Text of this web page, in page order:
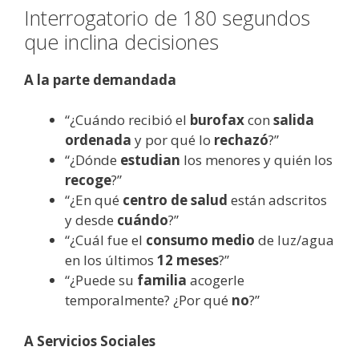
Interrogatorio de 180 segundos
que inclina decisiones
A la parte demandada
“¿Cuándo recibió el burofaxcon salida
ordenada y por qué lo rechazó?”
“¿Dónde estudian los menores y quién los
recoge?”
“¿En qué centro de salud están adscritos
y desde cuándo?”
“¿Cuál fue el consumo medio de luz/agua
en los últimos 12 meses?”
“¿Puede su familia acogerle
temporalmente? ¿Por qué no?”
A Servicios Sociales